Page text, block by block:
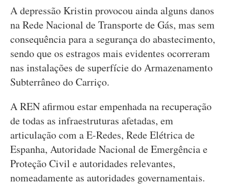
A depressão Kristin provocou ainda alguns danos
na Rede Nacional de Transporte de Gás, mas sem
consequência para a segurança do abastecimento,
sendo que os estragos mais evidentes ocorreram
nas instalações de superfície do Armazenamento
Subterrâneo do Carriço.
A REN afirmou estar empenhada na recuperação
de todas as infraestruturas afetadas, em
articulação com a E-Redes, Rede Elétrica de
Espanha, Autoridade Nacional de Emergência e
Proteção Civil e autoridades relevantes,
nomeadamente as autoridades governamentais.